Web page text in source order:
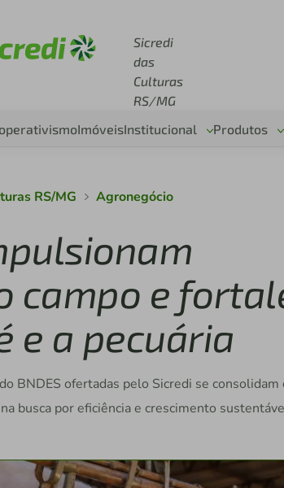
Sicredi
das
Culturas
RS/MG
ImóveisInstitucional Produtos
RS/MG Agronegócio
campo e
e a pecuária
BNDES ofertadas pelo Sicredi se consolidam
busca por eficiência e crescimento